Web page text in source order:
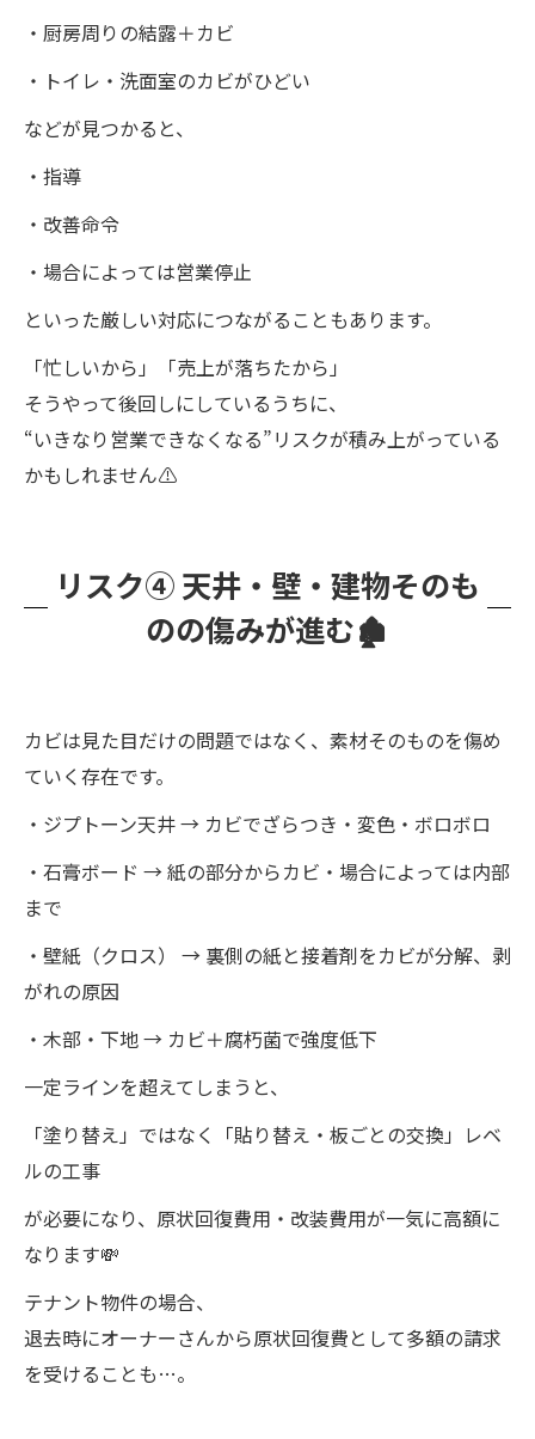
・厨房周りの結露＋カビ
・トイレ・洗面室のカビがひどい
などが見つかると、
・指導
・改善命令
・場合によっては営業停止
といった厳しい対応につながることもあります。
「忙しいから」「売上が落ちたから」
そうやって後回しにしているうちに、
“いきなり営業できなくなる”リスクが積み上がっている
かもしれません⚠️
リスク④ 天井・壁・建物そのも
のの傷みが進む🏚
カビは見た目だけの問題ではなく、素材そのものを傷め
ていく存在です。
・ジプトーン天井 → カビでざらつき・変色・ボロボロ
・石膏ボード → 紙の部分からカビ・場合によっては内部
まで
・壁紙（クロス） → 裏側の紙と接着剤をカビが分解、剥
がれの原因
・木部・下地 → カビ＋腐朽菌で強度低下
一定ラインを超えてしまうと、
「塗り替え」ではなく「貼り替え・板ごとの交換」レベ
ルの工事
が必要になり、原状回復費用・改装費用が一気に高額に
なります💸
テナント物件の場合、
退去時にオーナーさんから原状回復費として多額の請求
を受けることも…。